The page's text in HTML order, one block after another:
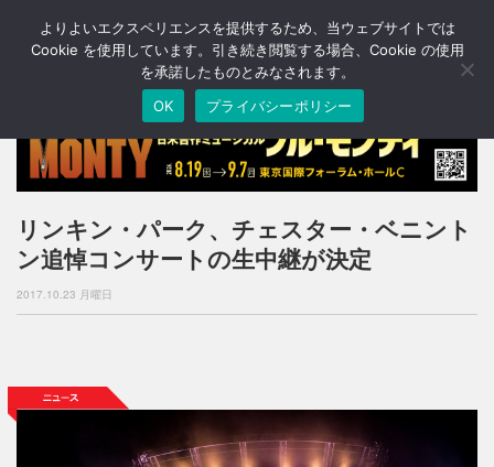
T
o
n
a
v
g
o
リンキン・パーク、チェスター・ベニント
ン追悼コンサートの生中継が決定
2017.10.23 月曜日
よりよいエクスペリエンスを提供するため、当ウェブサイトでは
Cookie を使用しています。引き続き閲覧する場合、Cookie の使用
を承諾したものとみなされます。
OK
プライバシーポリシー